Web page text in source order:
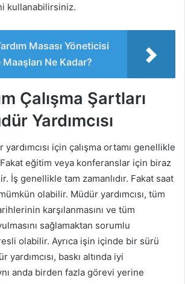
kullanabilirsiniz.
Masası Yöneticisi
Ne Kadar?
Çalışma Şartları
Yardımcısı
yardımcısı için çalışma ortamı genellikle
eğitim veya konferanslar için biraz
İş genellikle tam zamanlıdır. Fakat saat
olabilir. Müdür yardımcısı, tüm
karşılanmasını ve tüm
sağlamaktan sorumlu
olabilir. Ayrıca işin içinde bir sürü
yardımcısı, baskı altında iyi
anda birden fazla görevi yerine